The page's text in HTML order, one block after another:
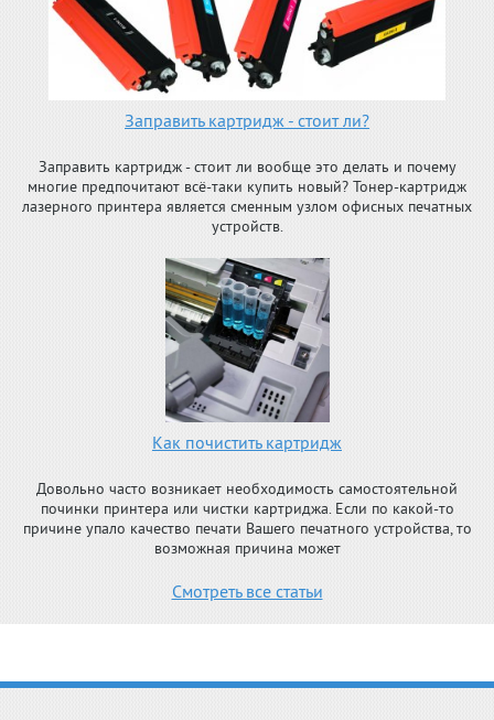
Заправить картридж - стоит ли?
Заправить картридж - стоит ли вообще это делать и почему
многие предпочитают всё-таки купить новый? Тонер-картридж
лазерного принтера является сменным узлом офисных печатных
устройств.
Как почистить картридж
Довольно часто возникает необходимость самостоятельной
починки принтера или чистки картриджа. Если по какой-то
причине упало качество печати Вашего печатного устройства, то
возможная причина может
Смотреть все статьи